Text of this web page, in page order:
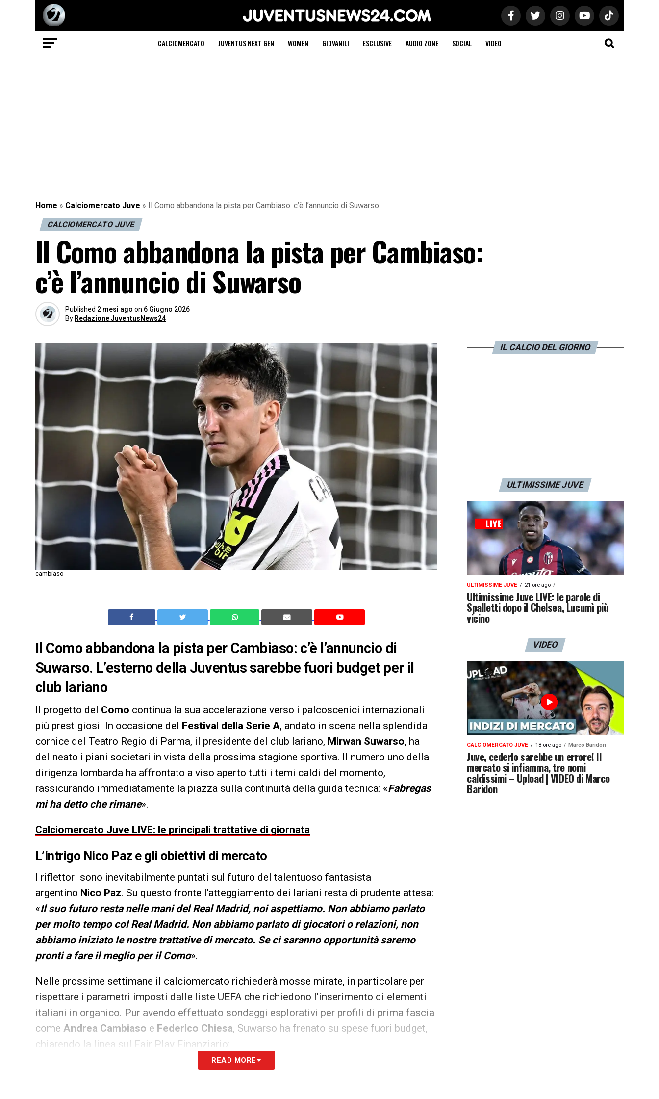
Juventus News 24
CALCIOMERCATO JUVENTUS NEXT GEN WOMEN GIOVANILI ESCLUSIVE AUDIO ZONE SOCIAL VIDEO
Home » Calciomercato Juve » Il Como abbandona la pista per Cambiaso: c’è l’annuncio di Suwarso
CALCIOMERCATO JUVE
Il Como abbandona la pista per Cambiaso:
c’è l’annuncio di Suwarso
Published 2 mesi ago on 6 Giugno 2026
By Redazione JuventusNews24
cambiaso
Il Como abbandona la pista per Cambiaso: c’è l’annuncio di
Suwarso. L’esterno della Juventus sarebbe fuori budget per il
club lariano
Il progetto del Como continua la sua accelerazione verso i palcoscenici internazionali
più prestigiosi. In occasione del Festival della Serie A, andato in scena nella splendida
cornice del Teatro Regio di Parma, il presidente del club lariano, Mirwan Suwarso, ha
delineato i piani societari in vista della prossima stagione sportiva. Il numero uno della
dirigenza lombarda ha affrontato a viso aperto tutti i temi caldi del momento,
rassicurando immediatamente la piazza sulla continuità della guida tecnica: «Fabregas
mi ha detto che rimane».
Calciomercato Juve LIVE: le principali trattative di giornata
L’intrigo Nico Paz e gli obiettivi di mercato
I riflettori sono inevitabilmente puntati sul futuro del talentuoso fantasista
argentino Nico Paz. Su questo fronte l’atteggiamento dei lariani resta di prudente attesa:
«Il suo futuro resta nelle mani del Real Madrid, noi aspettiamo. Non abbiamo parlato
per molto tempo col Real Madrid. Non abbiamo parlato di giocatori o relazioni, non
abbiamo iniziato le nostre trattative di mercato. Se ci saranno opportunità saremo
pronti a fare il meglio per il Como».
Nelle prossime settimane il calciomercato richiederà mosse mirate, in particolare per
rispettare i parametri imposti dalle liste UEFA che richiedono l’inserimento di elementi
italiani in organico. Pur avendo effettuato sondaggi esplorativi per profili di prima fascia
come Andrea Cambiaso e Federico Chiesa, Suwarso ha frenato su spese fuori budget,
chiarendo la linea sul Fair Play Finanziario:
Sono oltre al prezzo che ci siamo dati. Cerchiamo opportunità, non italiani per forza. FFP? I
READ MORE
IL CALCIO DEL GIORNO
ULTIMISSIME JUVE
ULTIMISSIME JUVE 21 ore ago
Ultimissime Juve LIVE: le parole di
Spalletti dopo il Chelsea, Lucumì più
vicino
VIDEO
CALCIOMERCATO JUVE 18 ore ago Marco Baridon
Juve, cederlo sarebbe un errore! Il
mercato si infiamma, tre nomi
caldissimi – Upload | VIDEO di Marco
Baridon